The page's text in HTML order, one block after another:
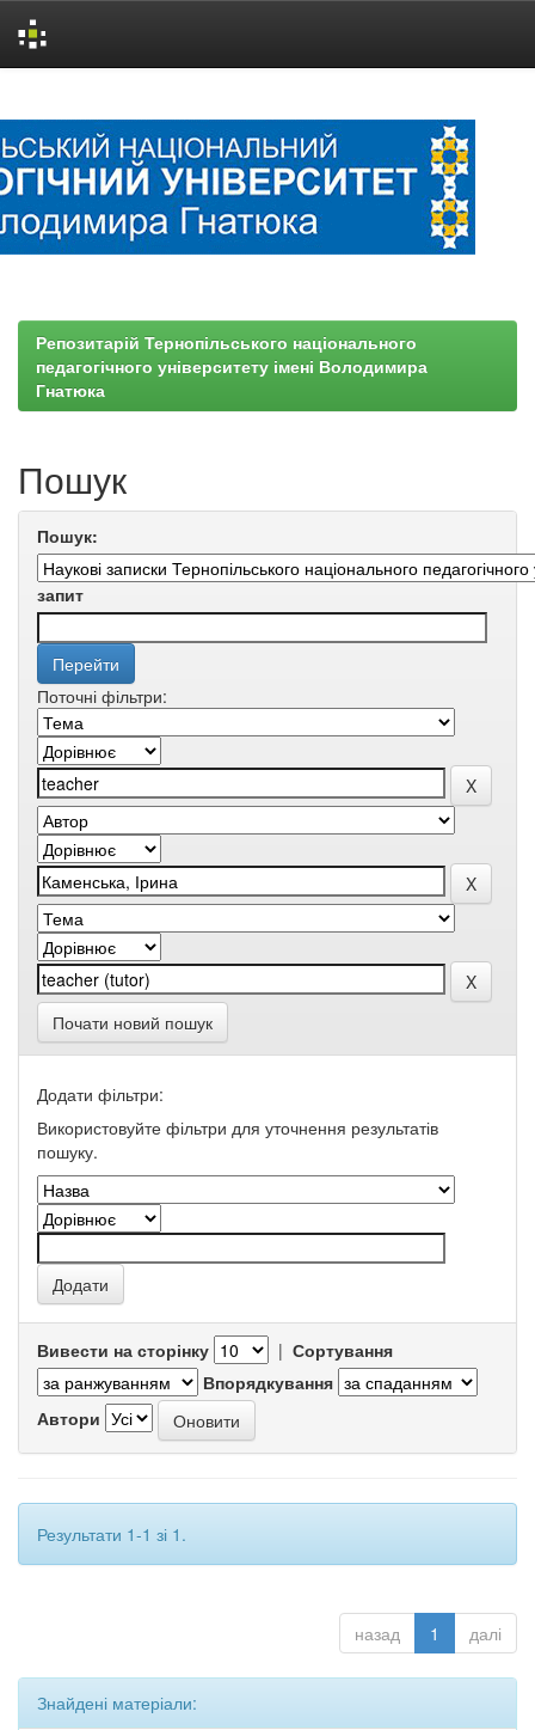
Репозитарій Тернопільського національного
педагогічного університету імені Володимира
Гнатюка
Пошук
Пошук:
запит
Поточні фільтри:
Почати новий пошук
Додати фільтри:
Використовуйте фільтри для уточнення результатів
пошуку.
Вивести на сторінку | Сортування
Впорядкування
Автори
Результати 1-1 зі 1.
назад 1 далі
Знайдені матеріали: